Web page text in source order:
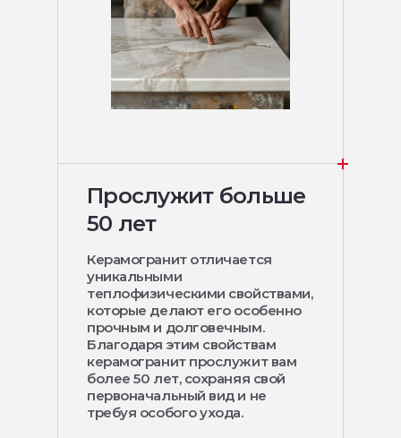
Прослужит больше
50 лет
Керамогранит отличается
уникальными
теплофизическими свойствами,
которые делают его особенно
прочным и долговечным.
Благодаря этим свойствам
керамогранит прослужит вам
более 50 лет, сохраняя свой
первоначальный вид и не
требуя особого ухода.